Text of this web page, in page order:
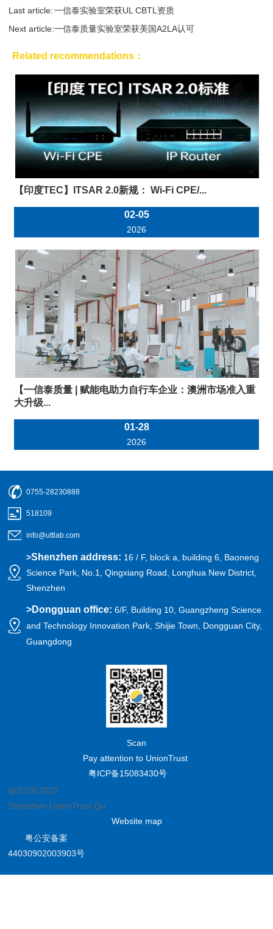
Last article: 一信泰实验室荣获UL CBTL资质
Next article:一信泰质量实验室荣获美国A2LA认可
Related recommendations：
【印度TEC】ITSAR 2.0新规： Wi-Fi CPE/...
02-05
2026
【一信泰质量 | 赋能电助力自行车企业：澳洲市场准入重
大升级...
01-28
2026
0755-28230888
518109
info@uttlab.com
>Shenzhen address: 16 / F, block a, building 6, Baoneng
Science Park, No.1, Qingxiang Road, Longhua New District,
Shenzhen
>Dongguan office:6/F, Building 10, Guangzheng Science
and Technology Innovation Park, Shijie Town, Dongguan City,
Guangdong
Scan
Pay attention to UnionTrust
粤ICP备15083430号
@2019-2022
Shenzhen UnionTrust Quality and Technology Co., Ltd.
Website map
粤公安备案
44030902003903号